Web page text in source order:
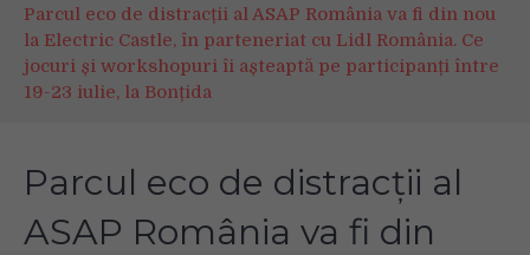
Parcul eco de distracții al ASAP România va fi din nou
la Electric Castle, în parteneriat cu Lidl România. Ce
jocuri și workshopuri îi așteaptă pe participanți între
19-23 iulie, la Bonțida
Parcul eco de distracții al
ASAP România va fi din